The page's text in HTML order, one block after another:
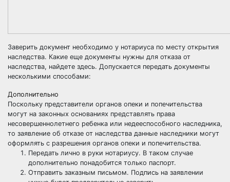
Заверить документ необходимо у нотариуса по месту открытия
наследства. Какие еще документы нужны для отказа от
наследства, найдете здесь. Допускается передать документы
несколькими способами:
Дополнительно
Поскольку представители органов опеки и попечительства
могут на законных основаниях представлять права
несовершеннолетнего ребенка или недееспособного наследника,
то заявление об отказе от наследства данные наследники могут
оформлять с разрешения органов опеки и попечительства.
Передать лично в руки нотариусу. В таком случае
дополнительно понадобится только паспорт.
Отправить заказным письмом. Подпись на заявлении